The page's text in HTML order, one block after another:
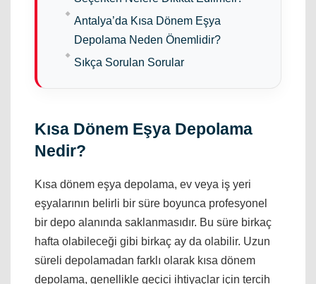
Antalya’da Kısa Dönem Eşya
Depolama Neden Önemlidir?
Sıkça Sorulan Sorular
Kısa Dönem Eşya Depolama
Nedir?
Kısa dönem eşya depolama, ev veya iş yeri
eşyalarının belirli bir süre boyunca profesyonel
bir depo alanında saklanmasıdır. Bu süre birkaç
hafta olabileceği gibi birkaç ay da olabilir. Uzun
süreli depolamadan farklı olarak kısa dönem
depolama, genellikle geçici ihtiyaçlar için tercih